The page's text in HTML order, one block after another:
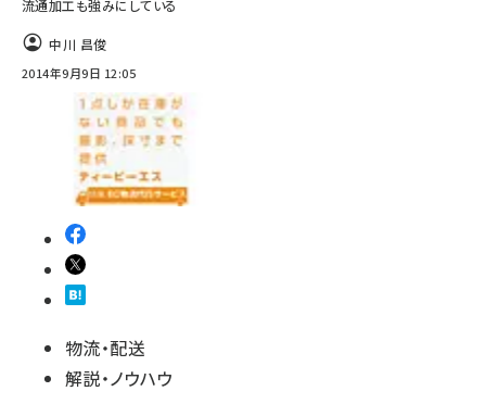
流通加工も強みにしている
中川 昌俊
2014年9月9日 12:05
物流・配送
解説・ノウハウ